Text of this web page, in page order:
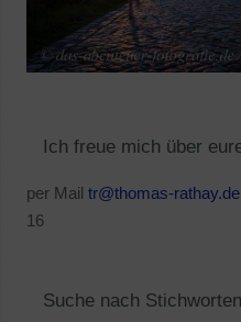
Ich freue mich über
per Mail tr@thomas-rathay.de
16
Suche nach Stichworten